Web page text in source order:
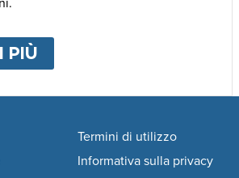
PIÙABOUT
Termini di utilizzo
Informativa sulla privacy